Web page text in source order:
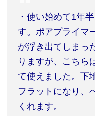
・使い始めて1年
す。ポアプライマ
が浮き出てしまっ
りますが、こちら
て使えました。下
フラットになり、
くれます。